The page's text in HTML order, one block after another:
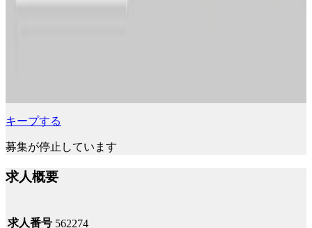
キープする
募集が停止しています
求人概要
求人番号 562274